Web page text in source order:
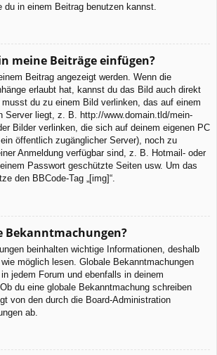
du in einem Beitrag benutzen kannst.
meine Beiträge einfügen?
Beitrag angezeigt werden. Wenn die
erlaubt hat, kannst du das Bild auch direkt
musst du zu einem Bild verlinken, das auf einem
Server liegt, z. B. http://www.domain.tld/mein-
Bilder verlinken, die sich auf deinem eigenen PC
öffentlich zugänglicher Server), noch zu
Anmeldung verfügbar sind, z. B. Hotmail- oder
Passwort geschützte Seiten usw. Um das
den BBCode-Tag „[img]“.
Bekanntmachungen?
beinhalten wichtige Informationen, deshalb
möglich lesen. Globale Bekanntmachungen
jedem Forum und ebenfalls in deinem
du eine globale Bekanntmachung schreiben
von den durch die Board-Administration
ab.